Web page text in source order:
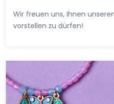
Wir freuen uns, Ihnen
vorstellen zu dürfen!